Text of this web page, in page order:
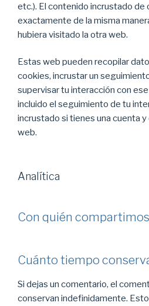
etc.). El contenido incrustado
exactamente de la misma
hubiera visitado la otra web.
Estas web pueden recopilar
cookies, incrustar un
supervisar tu interacción con
incluido el seguimiento de tu
incrustado si tienes una cuenta
web.
Analítica
Con quién
Cuánto tiempo
Si dejas un comentario, el
conservan indefinidamente.